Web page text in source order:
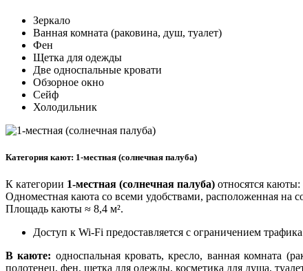
Зеркало
Ванная комната (раковина, душ, туалет)
Фен
Щетка для одежды
Две односпальные кровати
Обзорное окно
Сейф
Холодильник
Категория кают: 1-местная (солнечная палуба)
К категории 1-местная (солнечная палуба) относятся каюты:
Одноместная каюта со всеми удобствами, расположенная на
Площадь каюты ≈ 8,4 м².
Доступ к Wi-Fi предоставляется с ограничением
В каюте: односпальная кровать, кресло, ванная комната
полотенец, фен, щетка для одежды, косметика для душа,